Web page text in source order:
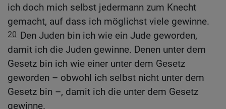
ich doch mich selbst jedermann zum Knecht
gemacht, auf dass ich möglichst viele gewinne.
20 Den Juden bin ich wie ein Jude geworden,
damit ich die Juden gewinne. Denen unter dem
Gesetz bin ich wie einer unter dem Gesetz
geworden – obwohl ich selbst nicht unter dem
Gesetz bin –, damit ich die unter dem Gesetz
gewinne.